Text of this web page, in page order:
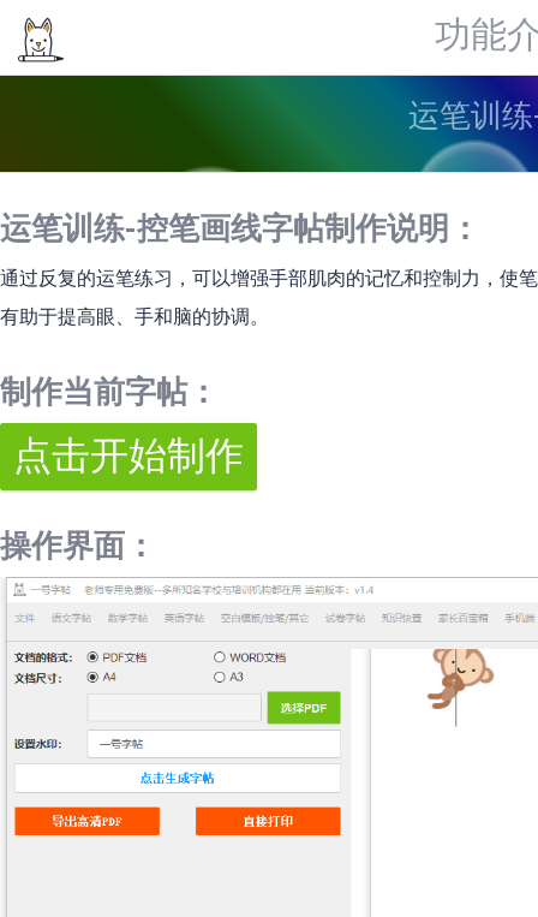
功能
运笔训
运笔训练-控笔画线字帖制作说明：
通过反复的运笔练习，可以增强手部肌肉的记忆和控制力，使
有助于提高眼、手和脑的协调。
制作当前字帖：
操作界面：